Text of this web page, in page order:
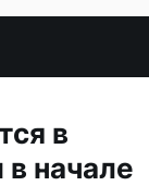
в
начале